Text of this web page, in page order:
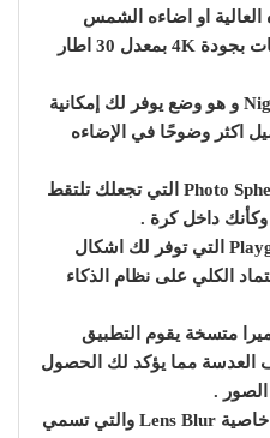
العالية او اضاءه الشمس
يقوم بدعم تصوير فيديوهات بجودة 4K بمعدل 30 اطار
يدعم ايضا وضع Night mode و هو وضع يوفر لك إمكانية
اكثر وضوحًا في الإضاءه
يحتوي ايضا علي وضع Photo Sphere التي تجعلك تلتقط
يدعم ايضا خاصية Playground التي توفر لك اشكال
الكلي على نظام الذكاء
متسخة يقوم التطبيق
العدسة مما يؤكد لك الحصول
.
كما يحتوي التطبيق علي خاصية Lens Blur والتي تسمي